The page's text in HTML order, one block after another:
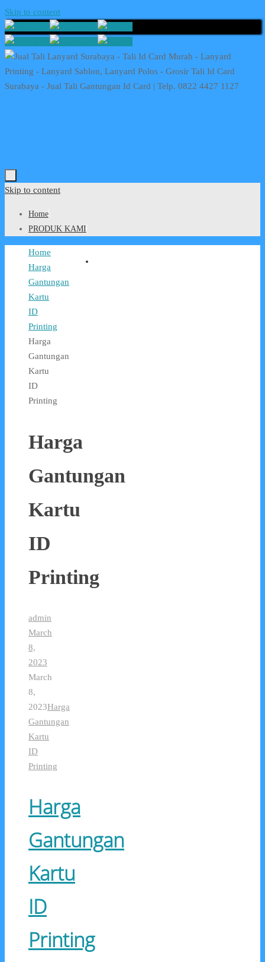
Skip to content
Skip to content
Home
PRODUK KAMI
Home
Harga
Gantungan
Kartu
ID
Printing
Harga
Gantungan
Kartu
ID
Printing
Harga
Gantungan
Kartu
ID
Printing
admin
March
8,
2023
March
8,
2023Harga
Gantungan
Kartu
ID
Printing
Harga
Gantungan
Kartu
ID
Printing